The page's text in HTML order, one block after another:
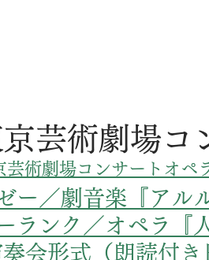
芸術劇場コ
芸術劇場コンサートオペ
ー／劇音楽『アル
ランク／オペラ『
会形式（朗読付き